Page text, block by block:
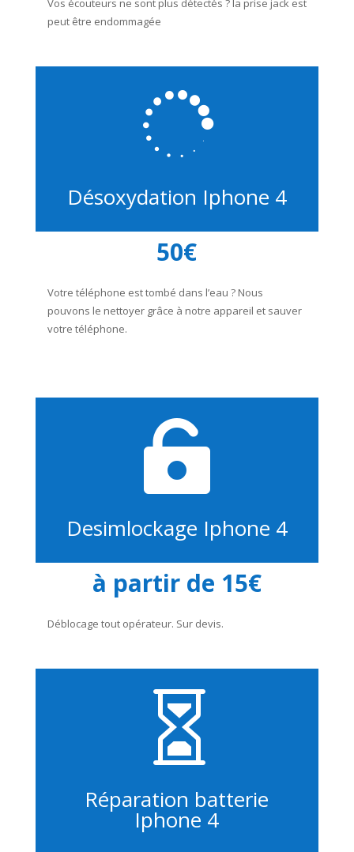
peut être endommagée

Désoxydation Iphone 4
50€
Votre téléphone est tombé dans l’eau ? Nous
pouvons le nettoyer grâce à notre appareil et sauver
votre téléphone.

Desimlockage Iphone 4
à partir de 15€
Déblocage tout opérateur. Sur devis.

Réparation batterie
Iphone 4